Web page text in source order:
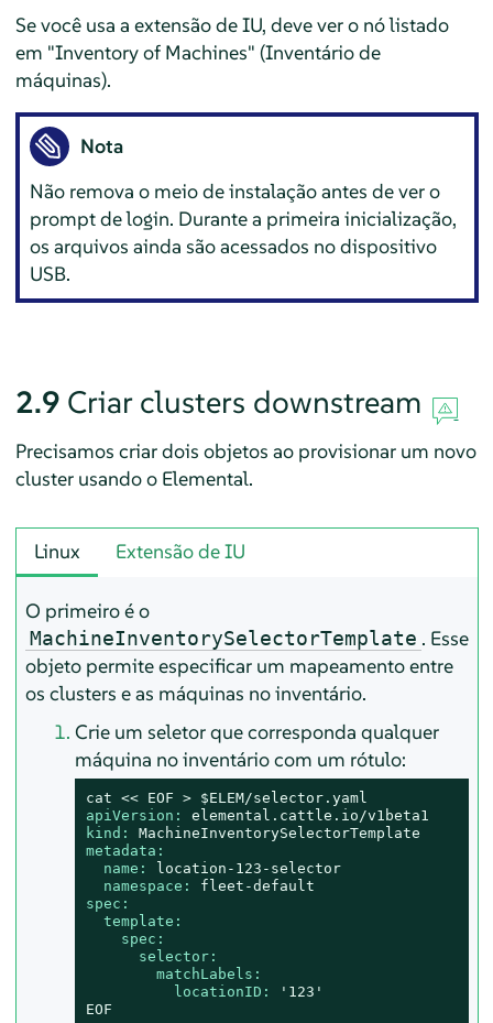
Se você usa a extensão de IU, deve ver o nó listado
em "Inventory of Machines" (Inventário de
máquinas).
Nota
Não remova o meio de instalação antes de ver o
prompt de login. Durante a primeira inicialização,
os arquivos ainda são acessados no dispositivo
USB.
2.9 Criar clusters downstream
Precisamos criar dois objetos ao provisionar um novo
cluster usando o Elemental.
Linux Extensão de IU
O primeiro é o
MachineInventorySelectorTemplate . Esse
objeto permite especificar um mapeamento entre
os clusters e as máquinas no inventário.
Crie um seletor que corresponda qualquer
máquina no inventário com um rótulo:
cat << EOF >
$ELEM/selector.yaml
apiVersion:
elemental.cattle.io/v1beta1
kind:
MachineInventorySelectorTemplate
metadata:
name:
location-123-selector
namespace:
fleet-default
spec:
template:
spec:
selector:
matchLabels:
locationID:
'123'
EOF